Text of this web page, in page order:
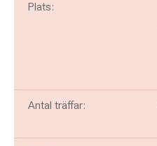
Plats:
Antal träffar: